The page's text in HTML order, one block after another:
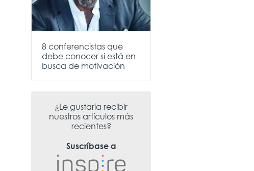
8 conferencistas que
debe conocer si está en
busca de motivación
¿Le gustaría recibir
nuestros artículos más
recientes?
Suscríbase a